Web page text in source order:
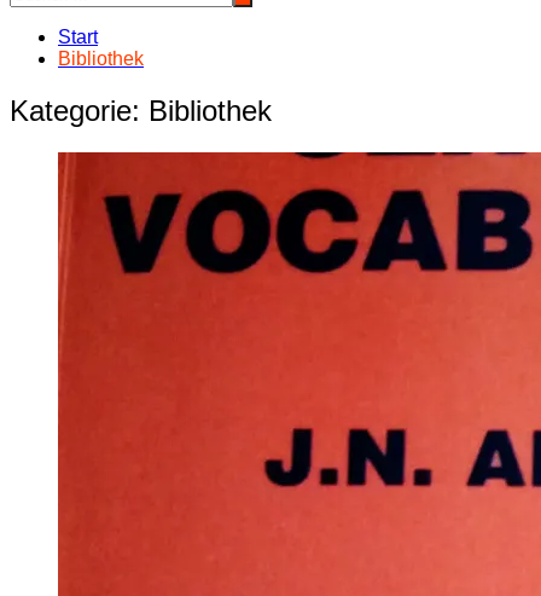
Start
Bibliothek
Kategorie: Bibliothek